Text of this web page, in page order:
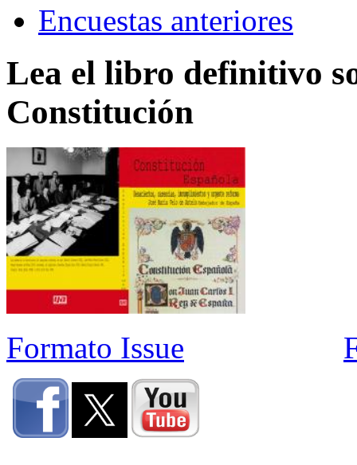
Encuestas anteriores
Lea el libro definitivo
Constitución
Formato Issue